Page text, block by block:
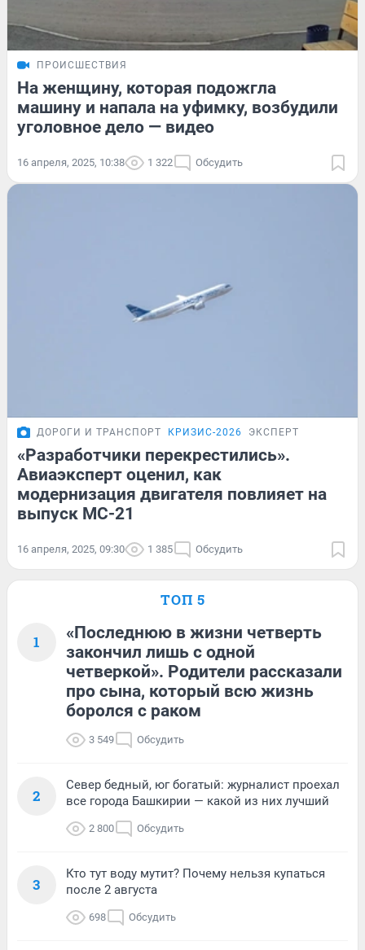
ПРОИСШЕСТВИЯ
На женщину, которая подожгла
машину и напала на уфимку, возбудили
уголовное дело — видео
16 апреля, 2025, 10:38 1 322 Обсудить
ДОРОГИ И ТРАНСПОРТ КРИЗИС-2026 ЭКСПЕРТ
«Разработчики перекрестились».
Авиаэксперт оценил, как
модернизация двигателя повлияет на
выпуск МС-21
16 апреля, 2025, 09:30 1 385 Обсудить
ТОП 5
1
«Последнюю в жизни четверть
закончил лишь с одной
четверкой». Родители рассказали
про сына, который всю жизнь
боролся с раком
3 549 Обсудить
2
Север бедный, юг богатый: журналист проехал
все города Башкирии — какой из них лучший
2 800 Обсудить
3
Кто тут воду мутит? Почему нельзя купаться
после 2 августа
698 Обсудить